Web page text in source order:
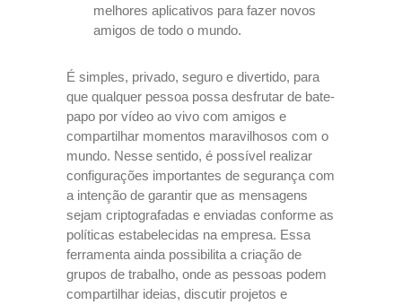
melhores aplicativos para fazer novos
amigos de todo o mundo.
É simples, privado, seguro e divertido, para
que qualquer pessoa possa desfrutar de bate-
papo por vídeo ao vivo com amigos e
compartilhar momentos maravilhosos com o
mundo. Nesse sentido, é possível realizar
configurações importantes de segurança com
a intenção de garantir que as mensagens
sejam criptografadas e enviadas conforme as
políticas estabelecidas na empresa. Essa
ferramenta ainda possibilita a criação de
grupos de trabalho, onde as pessoas podem
compartilhar ideias, discutir projetos e